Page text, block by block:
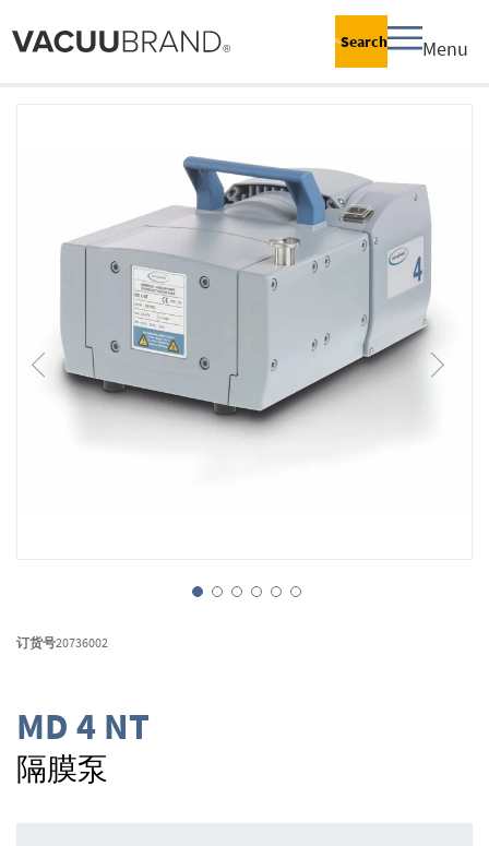
Search Menu
转
库
开
头
MD 4 NT
隔膜泵
订货号20736002